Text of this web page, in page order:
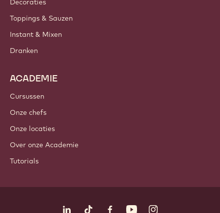
Decoraties
Toppings & Sauzen
Instant & Mixen
Dranken
ACADEMIE
Cursussen
Onze chefs
Onze locaties
Over onze Academie
Tutorials